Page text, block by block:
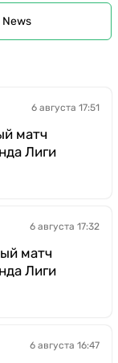
News
6 августа 17:51
матч
Лиги
6 августа 17:32
матч
Лиги
6 августа 16:47